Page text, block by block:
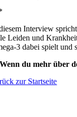
Interview
Leiden und
3 dabei spielt und
du mehr über
zur Startseite